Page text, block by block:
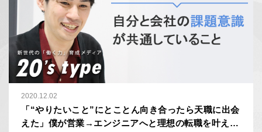
に飛び込んだのか？ 「今が最高に楽しい」と笑う遠藤さんの“ひと
つ上の転職”について聞いてみた。
2020.12.02
「“やりたいこと”にとことん向き合ったら天職に出会
えた」僕が営業→エンジニアへと理想の転職を叶えた